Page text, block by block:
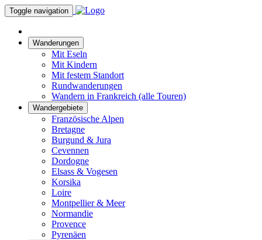
Toggle navigation
Wanderungen
Mit Eseln
Mit Kindern
Mit festem Standort
Rundwanderungen
Wandern in Frankreich (alle Touren)
Wandergebiete
Französische Alpen
Bretagne
Burgund & Jura
Cevennen
Dordogne
Elsass & Vogesen
Korsika
Loire
Montpellier & Meer
Normandie
Provence
Pyrenäen